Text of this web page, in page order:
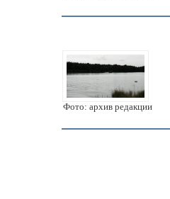
Фото: архив редакции